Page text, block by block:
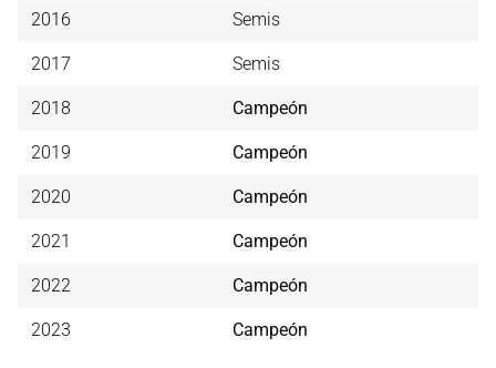
2016 Semis
2017 Semis
2018 Campeón
2019 Campeón
2020 Campeón
2021 Campeón
2022 Campeón
2023 Campeón